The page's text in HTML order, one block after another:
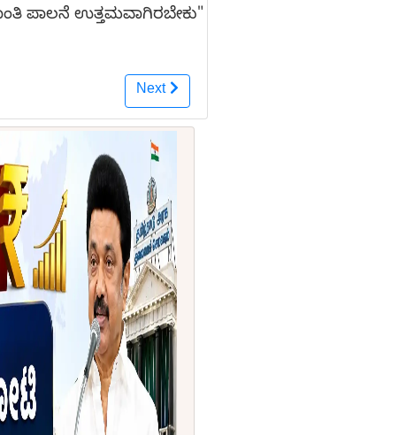
ಪಾಲನೆ ಉತ್ತಮವಾಗಿರಬೇಕು"
Next